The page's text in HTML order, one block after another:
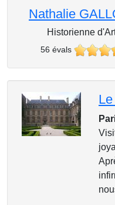
Nathalie
Historienne
56 évals